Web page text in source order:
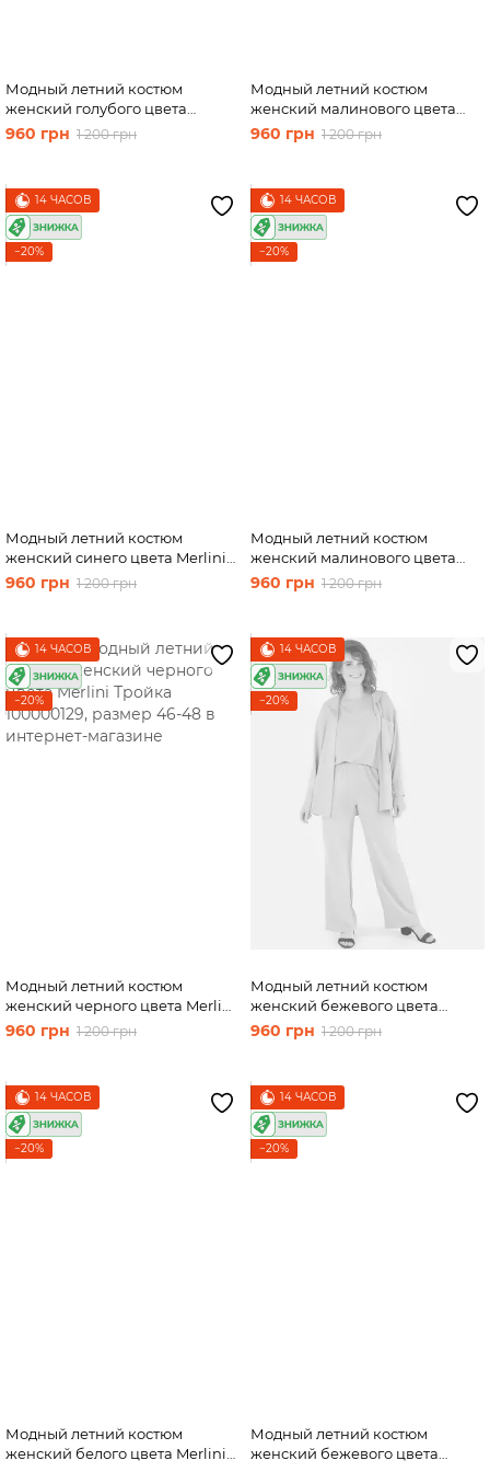
Модный летний костюм
женский голубого цвета
Merlini Лето 100000137, размер
960 грн 1 200 грн
Модный летний костюм
женский малинового цвета
Merlini Лето2 100000138,
размер 42-44
960 грн 1 200 грн
14 ЧАСОВ
−20%
Модный летний костюм
женский синего цвета Merlini
Тройка 100000127, размер 46-
960 грн 1 200 грн
14 ЧАСОВ
−20%
Модный летний костюм
женский малинового цвета
Merlini Тройка 100000128,
размер 46-48
960 грн 1 200 грн
14 ЧАСОВ
−20%
Модный летний костюм
женский черного цвета Merlini
Тройка 100000129, размер 46-
960 грн 1 200 грн
14 ЧАСОВ
−20%
Модный летний костюм
женский бежевого цвета
Merlini Тройка 100000130,
размер 46-48
960 грн 1 200 грн
14 ЧАСОВ
−20%
Модный летний костюм
женский белого цвета Merlini
14 ЧАСОВ
−20%
Модный летний костюм
женский бежевого цвета